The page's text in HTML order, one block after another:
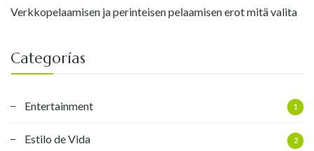
Verkkopelaamisen ja perinteisen pelaamisen erot mitä valita
Categorías
Entertainment 1
Estilo de Vida 2